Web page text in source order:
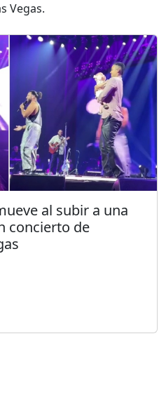
Vegas.
al subir a una
concierto de